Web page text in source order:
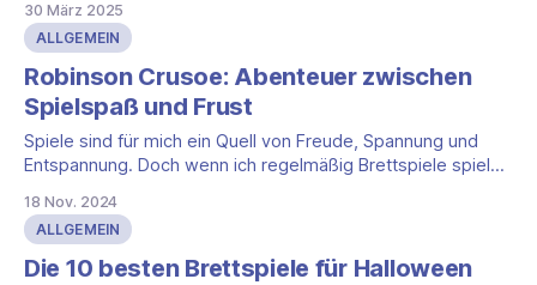
Gamings zu übertragen. Den Auftakt macht ein
Miniaturenspiel, das für 2026 geplant ist. Darauf folgen
Brettspiele, die 2027 erscheinen sollen. Eine
30 März 2025
ALLGEMEIN
Robinson Crusoe: Abenteuer zwischen
Spielspaß und Frust
Spiele sind für mich ein Quell von Freude, Spannung und
Entspannung. Doch wenn ich regelmäßig Brettspiele spiele,
Frustration, die einem die Lust am Spiel rauben können.
Besonders bei kooperativen Spielen kann die Grenze
zwischen Spielspaß und Frust sehr schmal sein. Ein
18 Nov. 2024
ALLGEMEIN
Die 10 besten Brettspiele für Halloween